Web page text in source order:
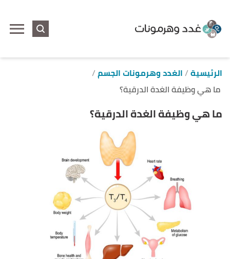
الرئيسية الغدد وهرمونات الجسم
ما هي وظيفة الغدة الدرقية؟
ما هي وظيفة الغدة الدرقية؟